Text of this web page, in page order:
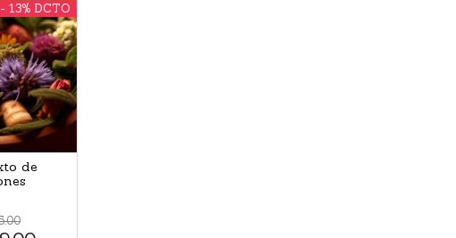
13% DCTO
de